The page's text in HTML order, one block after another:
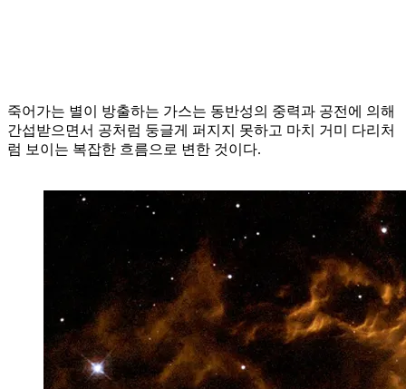
죽어가는 별이 방출하는 가스는 동반성의 중력과 공전에 의해
간섭받으면서 공처럼 둥글게 퍼지지 못하고 마치 거미 다리처
럼 보이는 복잡한 흐름으로 변한 것이다.